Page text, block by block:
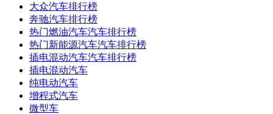
大众汽车排行榜
奔驰汽车排行榜
热门燃油汽车汽车排行榜
热门新能源汽车汽车排行榜
插电混动汽车汽车排行榜
插电混动汽车
纯电动汽车
增程式汽车
微型车